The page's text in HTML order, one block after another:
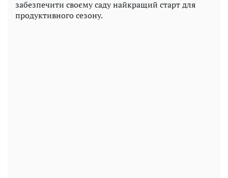
забезпечити своєму саду найкращий старт для
продуктивного сезону.